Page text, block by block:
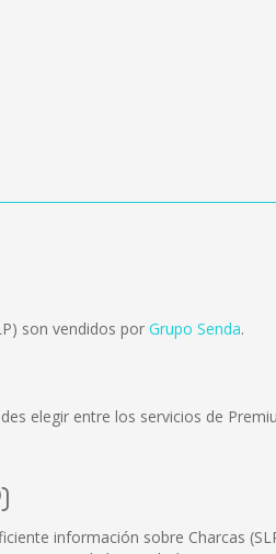
son vendidos por Grupo Senda.
elegir entre los servicios de
información sobre Charcas